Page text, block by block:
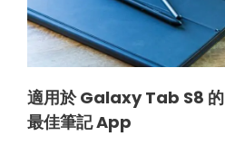
適用於 Galaxy Tab S8 的
最佳筆記 App